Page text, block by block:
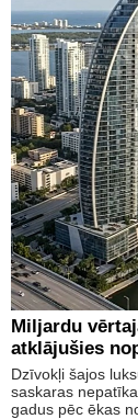
Miljardu
atklājušies
Dzīvokļi šajos
saskaras
gadus pēc ēkas